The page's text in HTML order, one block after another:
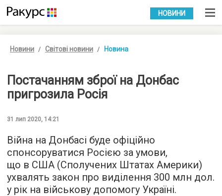
УКР РУС
НОВИНИ
Новини Світові новини Новина
Постачанням зброї на Донбас
пригрозила Росія
31 лип 2020, 14:21
Війна на Донбасі буде офіційно
спонсоруватися Росією за умови,
що в США (Сполучених Штатах Америки)
ухвалять закон про виділення 300 млн дол.
у рік на військову допомогу Україні.